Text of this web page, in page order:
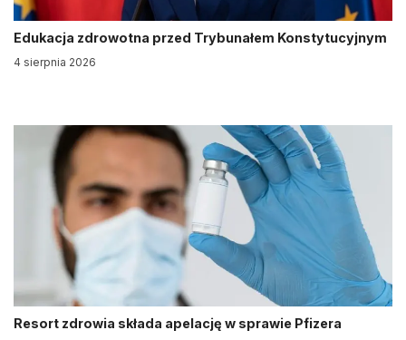
Edukacja zdrowotna przed Trybunałem Konstytucyjnym
4 sierpnia 2026
Resort zdrowia składa apelację w sprawie Pfizera